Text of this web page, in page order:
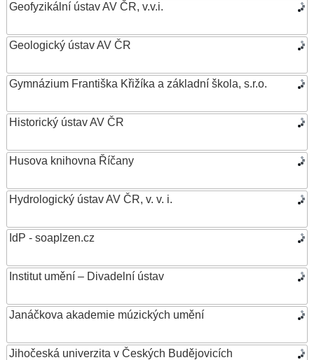
Geofyzikální ústav AV ČR, v.v.i.
Geologický ústav AV ČR
Gymnázium Františka Křižíka a základní škola, s.r.o.
Historický ústav AV ČR
Husova knihovna Říčany
Hydrologický ústav AV ČR, v. v. i.
IdP - soaplzen.cz
Institut umění – Divadelní ústav
Janáčkova akademie múzických umění
Jihočeská univerzita v Českých Budějovicích